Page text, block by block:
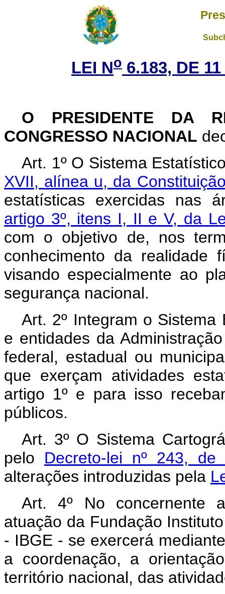
LEI No 6.183, DE
O PRESIDENTE DA
CONGRESSO NACIONAL
Art. 1º O Sistema
XVII, alínea u, da
estatísticas exercidas nas
artigo 3º, itens I, II e V, da
com o objetivo de, nos
conhecimento da realidade
visando especialmente ao
segurança nacional.
Art. 2º Integram o
e entidades da
federal, estadual ou
que exerçam atividades
artigo 1º e para isso
públicos.
Art. 3º O Sistema
pelo Decreto-lei nº 243,
alterações introduzidas pela
Art. 4º No concernente
atuação da Fundação
- IBGE - se exercerá
a coordenação, a
território nacional, das